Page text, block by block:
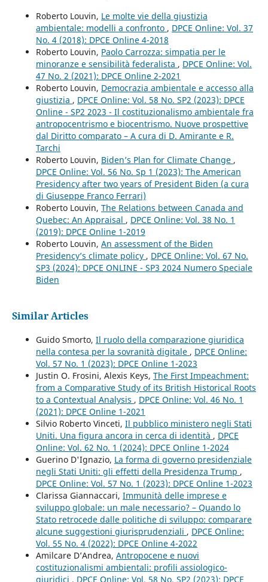
Roberto Louvin, Le molte vie della giustizia
ambientale: modelli a confronto , DPCE Online: Vol. 37
No. 4 (2018): DPCE Online 4-2018
Roberto Louvin, Paolo Carrozza: simpatia per le
minoranze e sensibilità federalista , DPCE Online: Vol.
47 No. 2 (2021): DPCE Online 2-2021
Roberto Louvin, Democrazia ambientale e accesso alla
giustizia , DPCE Online: Vol. 58 No. SP2 (2023): DPCE
Online - SP2 2023 - Il costituzionalismo ambientale fra
antropocentrismo e biocentrismo. Nuove prospettive
dal Diritto comparato – A cura di D. Amirante e R.
Tarchi
Roberto Louvin, Biden’s Plan for Climate Change ,
DPCE Online: Vol. 56 No. Sp 1 (2023): The American
Presidency after two years of President Biden (a cura
di Giuseppe Franco Ferrari)
Roberto Louvin, The Relations between Canada and
Quebec: An Appraisal , DPCE Online: Vol. 38 No. 1
(2019): DPCE Online 1-2019
Roberto Louvin, An assessment of the Biden
Presidency’s climate policy , DPCE Online: Vol. 67 No.
SP3 (2024): DPCE ONLINE - SP3 2024 Numero Speciale
Biden
Similar Articles
Guido Smorto, Il ruolo della comparazione giuridica
nella contesa per la sovranità digitale , DPCE Online:
Vol. 57 No. 1 (2023): DPCE Online 1-2023
Justin O. Frosini, Alexis Keys, The First Impeachment:
from a Comparative Study of its British Historical Roots
to a Contextual Analysis , DPCE Online: Vol. 46 No. 1
(2021): DPCE Online 1-2021
Silvio Roberto Vinceti, Il pubblico ministero negli Stati
Uniti. Una figura ancora in cerca di identità , DPCE
Online: Vol. 62 No. 1 (2024): DPCE Online 1-2024
Guerino D'Ignazio, La forma di governo presidenziale
negli Stati Uniti: gli effetti della Presidenza Trump ,
DPCE Online: Vol. 57 No. 1 (2023): DPCE Online 1-2023
Clarissa Giannaccari, Immunità delle imprese e
sviluppo globale: un male necessario? – Quando lo
Stato retrocede dalle politiche di sviluppo: comparare
alcune suggestioni giurisprudenziali , DPCE Online:
Vol. 55 No. 4 (2022): DPCE Online 4-2022
Amilcare D’Andrea, Antropocene e nuovi
costituzionalismi ambientali: profili assiologico-
giuridici , DPCE Online: Vol. 58 No. SP2 (2023): DPCE